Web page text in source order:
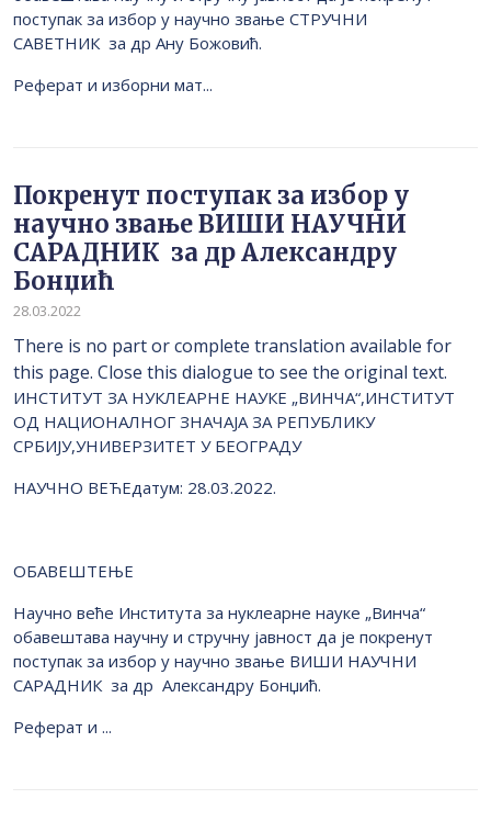
поступак за избор у научно звање СТРУЧНИ
САВЕТНИК за др Ану Божовић.
Реферат и изборни мат...
Покренут поступак за избор у
научно звање ВИШИ НАУЧНИ
САРАДНИК за др Александру
Бонџић
28.03.2022
There is no part or complete translation available for
this page. Close this dialogue to see the original text.
ИНСТИТУТ ЗА НУКЛЕАРНЕ НАУКЕ „ВИНЧА“,ИНСТИТУТ
ОД НАЦИОНАЛНОГ ЗНАЧАЈА ЗА РЕПУБЛИКУ
СРБИЈУ,УНИВЕРЗИТЕТ У БЕОГРАДУ
НАУЧНО ВЕЋЕдатум: 28.03.2022.
OБАВЕШТЕЊЕ
Научно веће Института за нуклеарне науке „Винча“
обавештава научну и стручну јавност да је покренут
поступак за избор у научно звање ВИШИ НАУЧНИ
САРАДНИК за др Aлександру Бонџић.
Реферат и ...